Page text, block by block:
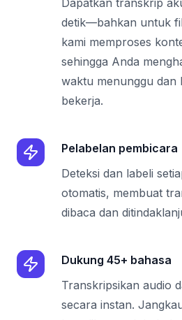
Dapatkan transkrip
detik—bahkan untuk
kami memproses
sehingga Anda
waktu menunggu dan
bekerja.
Pelabelan pembicara
Deteksi dan labeli
otomatis, membuat
dibaca dan
Dukung 45+ bahasa
Transkripsikan audio
secara instan.